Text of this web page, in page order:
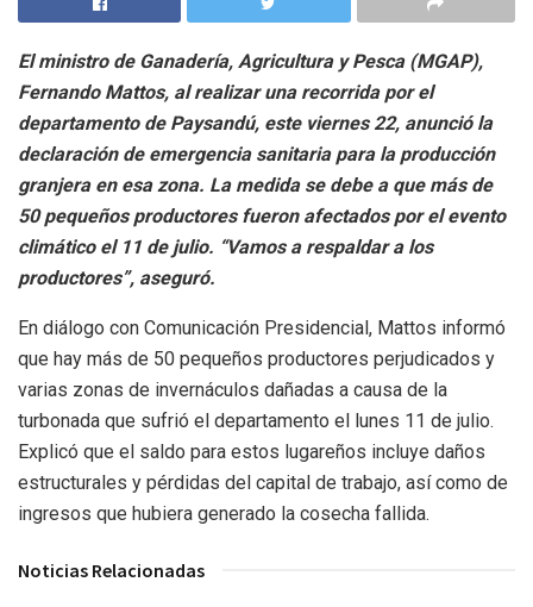
El ministro de Ganadería, Agricultura y Pesca (MGAP),
Fernando Mattos, al realizar una recorrida por el
departamento de Paysandú, este viernes 22, anunció la
declaración de emergencia sanitaria para la producción
granjera en esa zona. La medida se debe a que más de
50 pequeños productores fueron afectados por el evento
climático el 11 de julio. “Vamos a respaldar a los
productores”, aseguró.
En diálogo con Comunicación Presidencial, Mattos informó
que hay más de 50 pequeños productores perjudicados y
varias zonas de invernáculos dañadas a causa de la
turbonada que sufrió el departamento el lunes 11 de julio.
Explicó que el saldo para estos lugareños incluye daños
estructurales y pérdidas del capital de trabajo, así como de
ingresos que hubiera generado la cosecha fallida.
Noticias Relacionadas